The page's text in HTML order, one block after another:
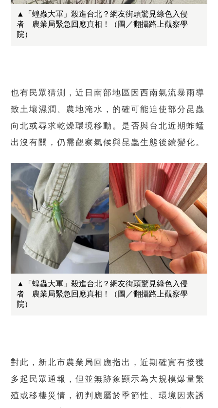
▲「蝗蟲大軍」殺進台北？網友街頭驚見綠色入侵
者 農業局緊急回應真相！（圖／翻攝路上觀察學
院）
也有民眾猜測，近日南部地區因西南氣流暴雨導
致土壤濕潤、農地淹水，的確可能迫使部分昆蟲
向北或尋求乾燥環境移動。是否與台北近期蚱蜢
出沒有關，仍需觀察氣候與昆蟲生態後續變化。
▲「蝗蟲大軍」殺進台北？網友街頭驚見綠色入侵
者 農業局緊急回應真相！（圖／翻攝路上觀察學
院）
對此，新北市農業局回應指出，近期確實有接獲
多起民眾通報，但並無跡象顯示為大規模爆量繁
殖或移棲災情，初判應屬於季節性、環境因素誘